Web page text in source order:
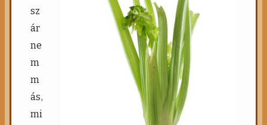
sz
ár
ne
m
m
ás,
mi